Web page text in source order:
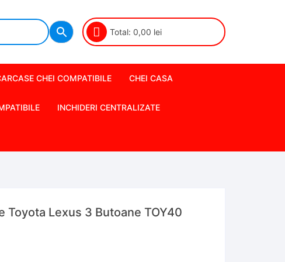
Total: 0,00 lei
CHEI COMPATIBILE CHEI CASA
INCHIDERI CENTRALIZATE
Toyota Lexus 3 Butoane TOY40